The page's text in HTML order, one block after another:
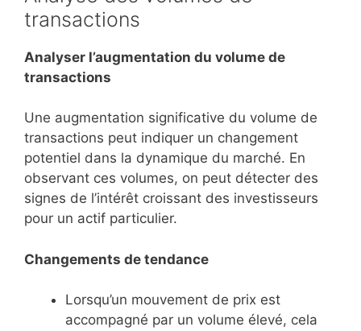
transactions
Analyser l’augmentation du volume de
transactions
Une augmentation significative du volume de
transactions peut indiquer un changement
potentiel dans la dynamique du marché. En
observant ces volumes, on peut détecter des
signes de l’intérêt croissant des investisseurs
pour un actif particulier.
Changements de tendance
Lorsqu’un mouvement de prix est
accompagné par un volume élevé, cela